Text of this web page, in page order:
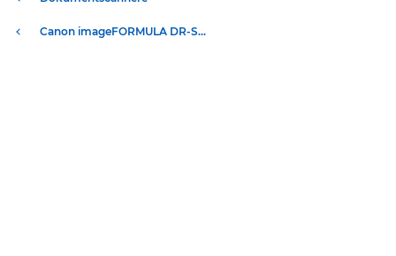
Canon imageFORMULA DR-S130 – Scannere til hjemmet og kontoret